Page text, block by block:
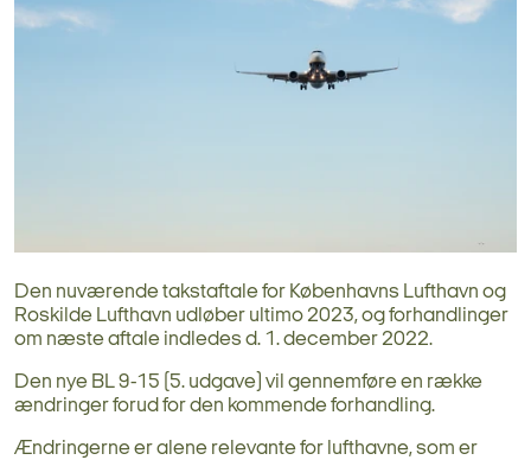
Den nuværende takstaftale for Københavns Lufthavn og
Roskilde Lufthavn udløber ultimo 2023, og forhandlinger
om næste aftale indledes d. 1. december 2022.
Den nye BL 9-15 (5. udgave) vil gennemføre en række
ændringer forud for den kommende forhandling.
Ændringerne er alene relevante for lufthavne, som er